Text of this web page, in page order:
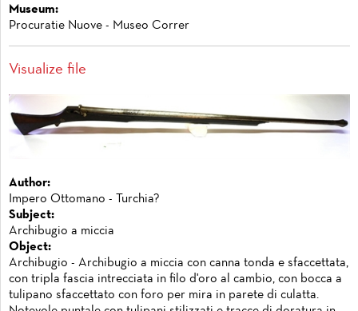
Museum:
Procuratie Nuove - Museo Correr
Visualize file
Author:
Impero Ottomano - Turchia?
Subject:
Archibugio a miccia
Object:
Archibugio - Archibugio a miccia con canna tonda e sfaccettata,
con tripla fascia intrecciata in filo d'oro al cambio, con bocca a
tulipano sfaccettato con foro per mira in parete di culatta.